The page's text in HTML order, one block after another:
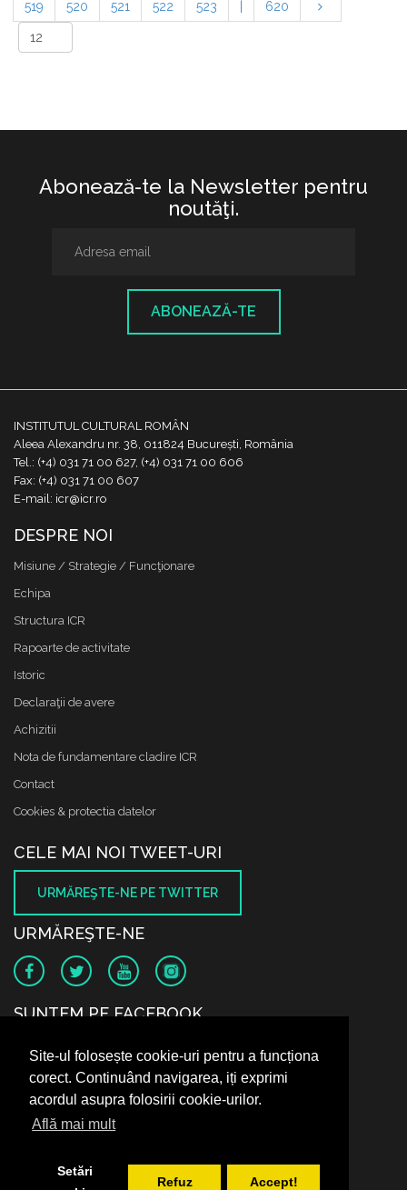
Site-ul folosește cookie-uri pentru a funcționa
corect. Continuând navigarea, iți exprimi
acordul asupra folosirii cookie-urilor.
Află mai mult
Setări
Refuz Accept!
519 520 521 522 523 620
Abonează-te la Newsletter pentru
noutăţi.
ABONEAZĂ-TE
INSTITUTUL CULTURAL ROMÂN
Aleea Alexandru nr. 38, 011824 București, România
Tel.: (+4) 031 71 00 627, (+4) 031 71 00 606
Fax: (+4) 031 71 00 607
E-mail: icr@icr.ro
DESPRE NOI
Misiune / Strategie / Funcţionare
Echipa
Structura ICR
Rapoarte de activitate
Istoric
Declaraţii de avere
Achizitii
Nota de fundamentare cladire ICR
Contact
Cookies & protectia datelor
CELE MAI NOI TWEET-URI
URMĂREŞTE-NE PE TWITTER
URMĂREŞTE-NE
SUNTEM PE FACEBOOK